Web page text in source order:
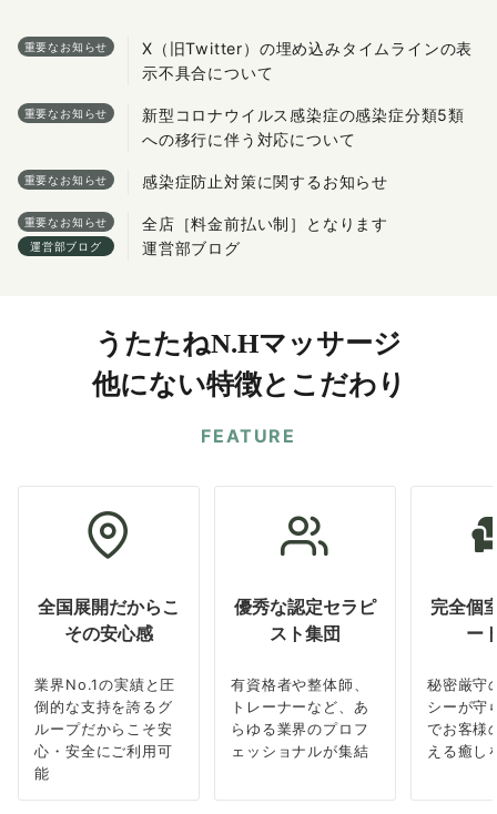
重要なお知らせ
X（旧Twitter）の埋め込みタイムラインの表
示不具合について
重要なお知らせ
新型コロナウイルス感染症の感染症分類5類
への移行に伴う対応について
重要なお知らせ 感染症防止対策に関するお知らせ
重要なお知らせ 全店［料金前払い制］となります
運営部ブログ 運営部ブログ
うたたねN.Hマッサージ
他にない特徴とこだわり
FEATURE
全国展開だからこ
その安心感
業界No.1の実績と圧
倒的な支持を誇るグ
ループだからこそ安
心・安全にご利用可
能
優秀な認定セラピ
スト集団
有資格者や整体師、
トレーナーなど、あ
らゆる業界のプロフ
ェッショナルが集結
完全個
ー
秘密厳守
シーが守
でお客様
える癒し